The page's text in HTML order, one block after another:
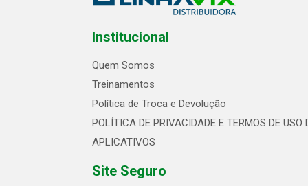
Institucional
Quem Somos
Treinamentos
Política de Troca e Devolução
POLÍTICA DE PRIVACIDADE E TERMOS DE USO
APLICATIVOS
Site Seguro